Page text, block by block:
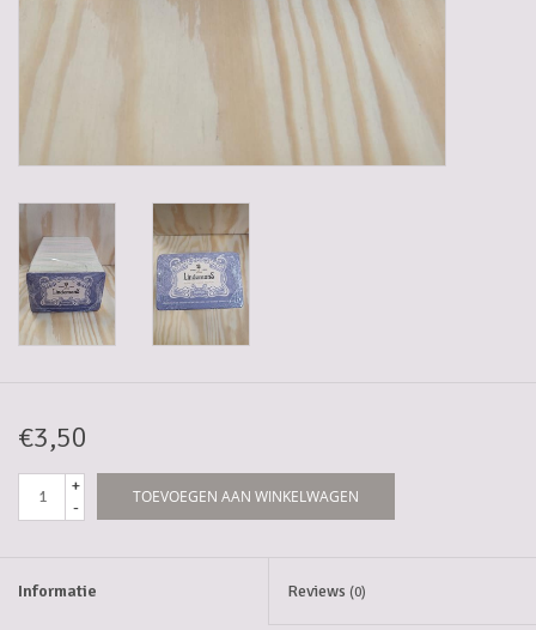
Opruiming
€3,50
+
-
TOEVOEGEN AAN WINKELWAGEN
Informatie Reviews (0)